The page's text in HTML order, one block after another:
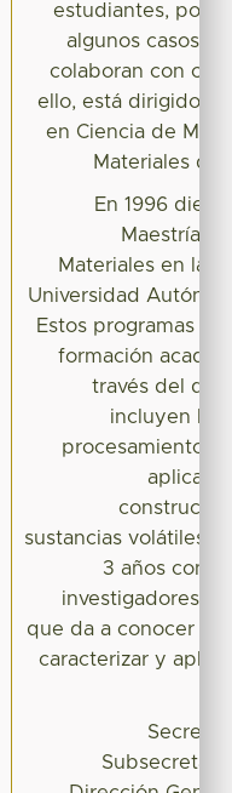
estudiantes, por
algunos casos,
colaboran con
ello, está dirigido a
en Ciencia de
Materiales
En 1996
Maestría y
Materiales en la
Universidad
Estos programas
formación
través del
incluyen la
procesamiento
sustancias volátiles,
3 años con
investigadores,
que da a conocer la
caracterizar y